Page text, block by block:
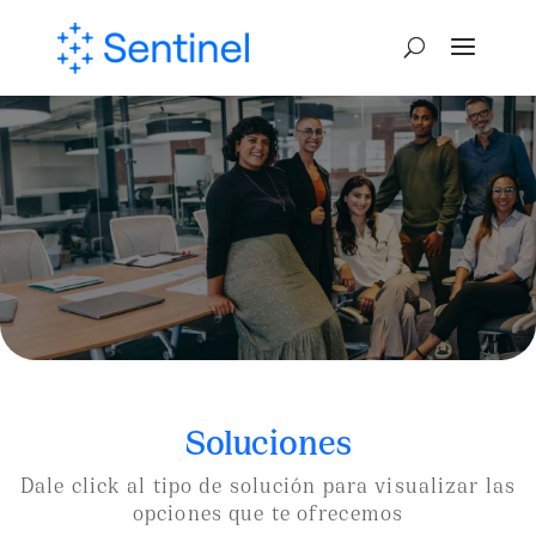
Aseguradoras
Soluciones
Dale click al tipo de solución para visualizar las
opciones que te ofrecemos